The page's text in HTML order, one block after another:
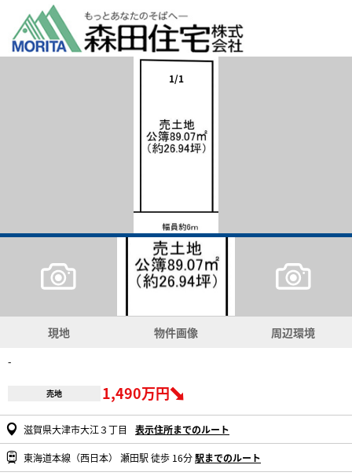
1/1
現地 物件画像 周辺環境
-
売地 1,490万円
滋賀県大津市大江３丁目 表示住所までのルート
東海道本線（西日本） 瀬田駅 徒歩 16分駅までのルート